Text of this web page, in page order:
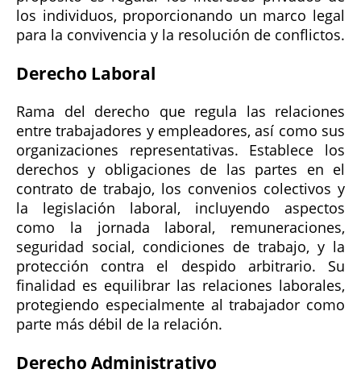
los individuos, proporcionando un marco legal
para la convivencia y la resolución de conflictos.
Derecho Laboral
Rama del derecho que regula las relaciones
entre trabajadores y empleadores, así como sus
organizaciones representativas. Establece los
derechos y obligaciones de las partes en el
contrato de trabajo, los convenios colectivos y
la legislación laboral, incluyendo aspectos
como la jornada laboral, remuneraciones,
seguridad social, condiciones de trabajo, y la
protección contra el despido arbitrario. Su
finalidad es equilibrar las relaciones laborales,
protegiendo especialmente al trabajador como
parte más débil de la relación.
Derecho Administrativo